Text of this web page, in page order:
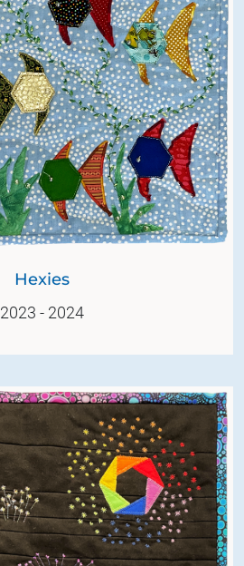
Hexies
2023 - 2024